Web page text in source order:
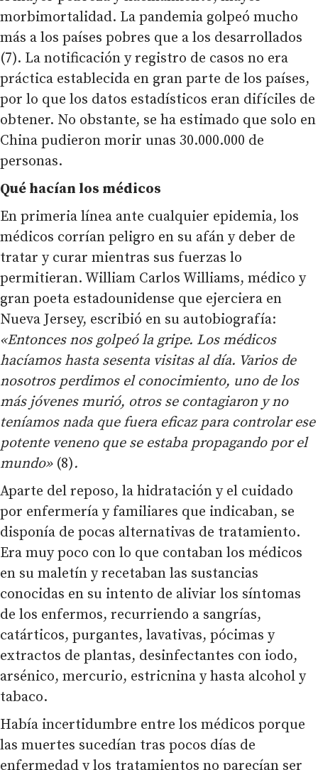
morbimortalidad. La pandemia golpeó mucho
más a los países pobres que a los desarrollados
(7). La notificación y registro de casos no era
práctica establecida en gran parte de los países,
por lo que los datos estadísticos eran difíciles de
obtener. No obstante, se ha estimado que solo en
China pudieron morir unas 30.000.000 de
personas.
Qué hacían los médicos
En primeria línea ante cualquier epidemia, los
médicos corrían peligro en su afán y deber de
tratar y curar mientras sus fuerzas lo
permitieran. William Carlos Williams, médico y
gran poeta estadounidense que ejerciera en
Nueva Jersey, escribió en su autobiografía:
«Entonces nos golpeó la gripe. Los médicos
hacíamos hasta sesenta visitas al día. Varios de
nosotros perdimos el conocimiento, uno de los
más jóvenes murió, otros se contagiaron y no
teníamos nada que fuera eficaz para controlar ese
potente veneno que se estaba propagando por el
mundo» (8).
Aparte del reposo, la hidratación y el cuidado
por enfermería y familiares que indicaban, se
disponía de pocas alternativas de tratamiento.
Era muy poco con lo que contaban los médicos
en su maletín y recetaban las sustancias
conocidas en su intento de aliviar los síntomas
de los enfermos, recurriendo a sangrías,
catárticos, purgantes, lavativas, pócimas y
extractos de plantas, desinfectantes con iodo,
arsénico, mercurio, estricnina y hasta alcohol y
tabaco.
Había incertidumbre entre los médicos porque
las muertes sucedían tras pocos días de
enfermedad y los tratamientos no parecían ser